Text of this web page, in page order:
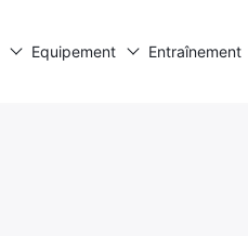
Equipement Entraînement